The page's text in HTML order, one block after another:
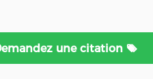
une citation